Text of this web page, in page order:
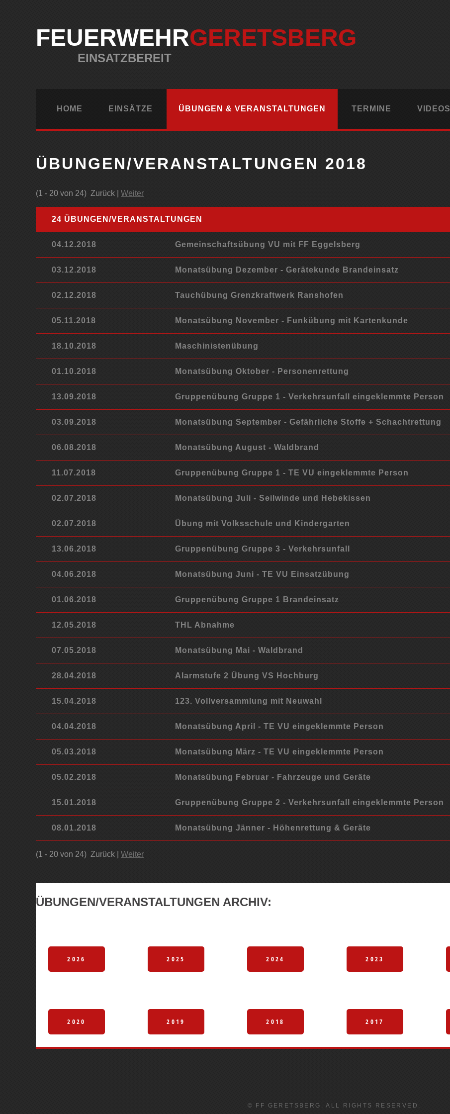
FEUERWEHRGERETSBERG
EINSATZBEREIT
HOME EINSÄTZE ÜBUNGEN & VERANSTALTUNGEN TERMINE VIDEOS
ÜBUNGEN/VERANSTALTUNGEN 2018
(1 - 20 von 24) Zurück | Weiter
24 ÜBUNGEN/VERANSTALTUNGEN
04.12.2018 Gemeinschaftsübung VU mit FF Eggelsberg
03.12.2018 Monatsübung Dezember - Gerätekunde Brandeinsatz
02.12.2018 Tauchübung Grenzkraftwerk Ranshofen
05.11.2018 Monatsübung November - Funkübung mit Kartenkunde
18.10.2018 Maschinistenübung
01.10.2018 Monatsübung Oktober - Personenrettung
13.09.2018 Gruppenübung Gruppe 1 - Verkehrsunfall eingeklemmte Person
03.09.2018 Monatsübung September - Gefährliche Stoffe + Schachtrettung
06.08.2018 Monatsübung August - Waldbrand
11.07.2018 Gruppenübung Gruppe 1 - TE VU eingeklemmte Person
02.07.2018 Monatsübung Juli - Seilwinde und Hebekissen
02.07.2018 Übung mit Volksschule und Kindergarten
13.06.2018 Gruppenübung Gruppe 3 - Verkehrsunfall
04.06.2018 Monatsübung Juni - TE VU Einsatzübung
01.06.2018 Gruppenübung Gruppe 1 Brandeinsatz
12.05.2018 THL Abnahme
07.05.2018 Monatsübung Mai - Waldbrand
28.04.2018 Alarmstufe 2 Übung VS Hochburg
15.04.2018 123. Vollversammlung mit Neuwahl
04.04.2018 Monatsübung April - TE VU eingeklemmte Person
05.03.2018 Monatsübung März - TE VU eingeklemmte Person
05.02.2018 Monatsübung Februar - Fahrzeuge und Geräte
15.01.2018 Gruppenübung Gruppe 2 - Verkehrsunfall eingeklemmte Person
08.01.2018 Monatsübung Jänner - Höhenrettung & Geräte
(1 - 20 von 24) Zurück | Weiter
ÜBUNGEN/VERANSTALTUNGEN ARCHIV:
2026 2025 2024 2023
2020 2019 2018 2017
© FF GERETSBERG. ALL RIGHTS RESERVED.